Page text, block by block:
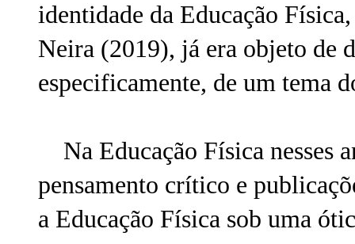
identidade da Educação
Neira (2019), já era objeto de
especificamente, de um tema
Na Educação Física nesses
pensamento crítico e
a Educação Física sob uma